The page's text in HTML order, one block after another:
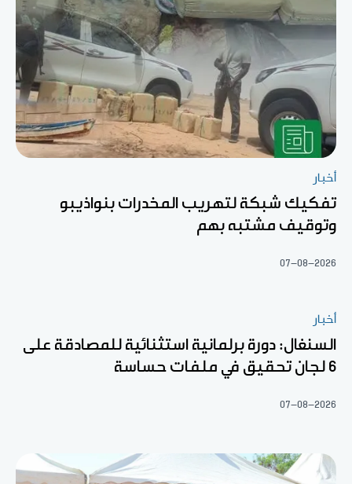
أخبار
تفكيك شبكة لتهريب المخدرات بنواذيبو
وتوقيف مشتبه بهم
07-08-2026
أخبار
السنغال: دورة برلمانية استثنائية للمصادقة على
6 لجان تحقيق في ملفات حساسة
07-08-2026